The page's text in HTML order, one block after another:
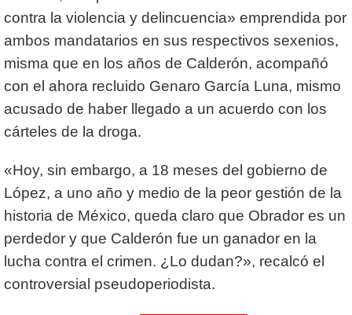
contra la violencia y delincuencia» emprendida por
ambos mandatarios en sus respectivos sexenios,
misma que en los años de Calderón, acompañó
con el ahora recluido Genaro García Luna, mismo
acusado de haber llegado a un acuerdo con los
cárteles de la droga.
«Hoy, sin embargo, a 18 meses del gobierno de
López, a uno año y medio de la peor gestión de la
historia de México, queda claro que Obrador es un
perdedor y que Calderón fue un ganador en la
lucha contra el crimen. ¿Lo dudan?», recalcó el
controversial pseudoperiodista.